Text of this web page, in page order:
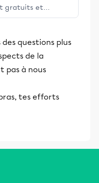
gratuits et
les élèves
questions plus
de la
pas à nous
tes efforts